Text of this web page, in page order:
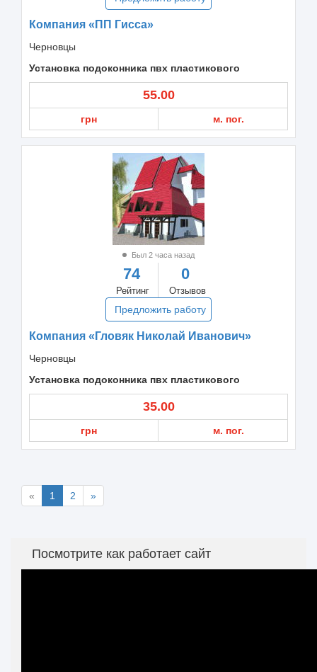
Компания «ПП Гисса»
Черновцы
Установка подоконника пвх пластикового
55.00
грн м. пог.
Был 2 часа назад
74
Рейтинг
0
Отзывов
Предложить работу
Компания «Гловяк Николай Иванович»
Черновцы
Установка подоконника пвх пластикового
35.00
грн м. пог.
« 1 2 »
Посмотрите как работает сайт